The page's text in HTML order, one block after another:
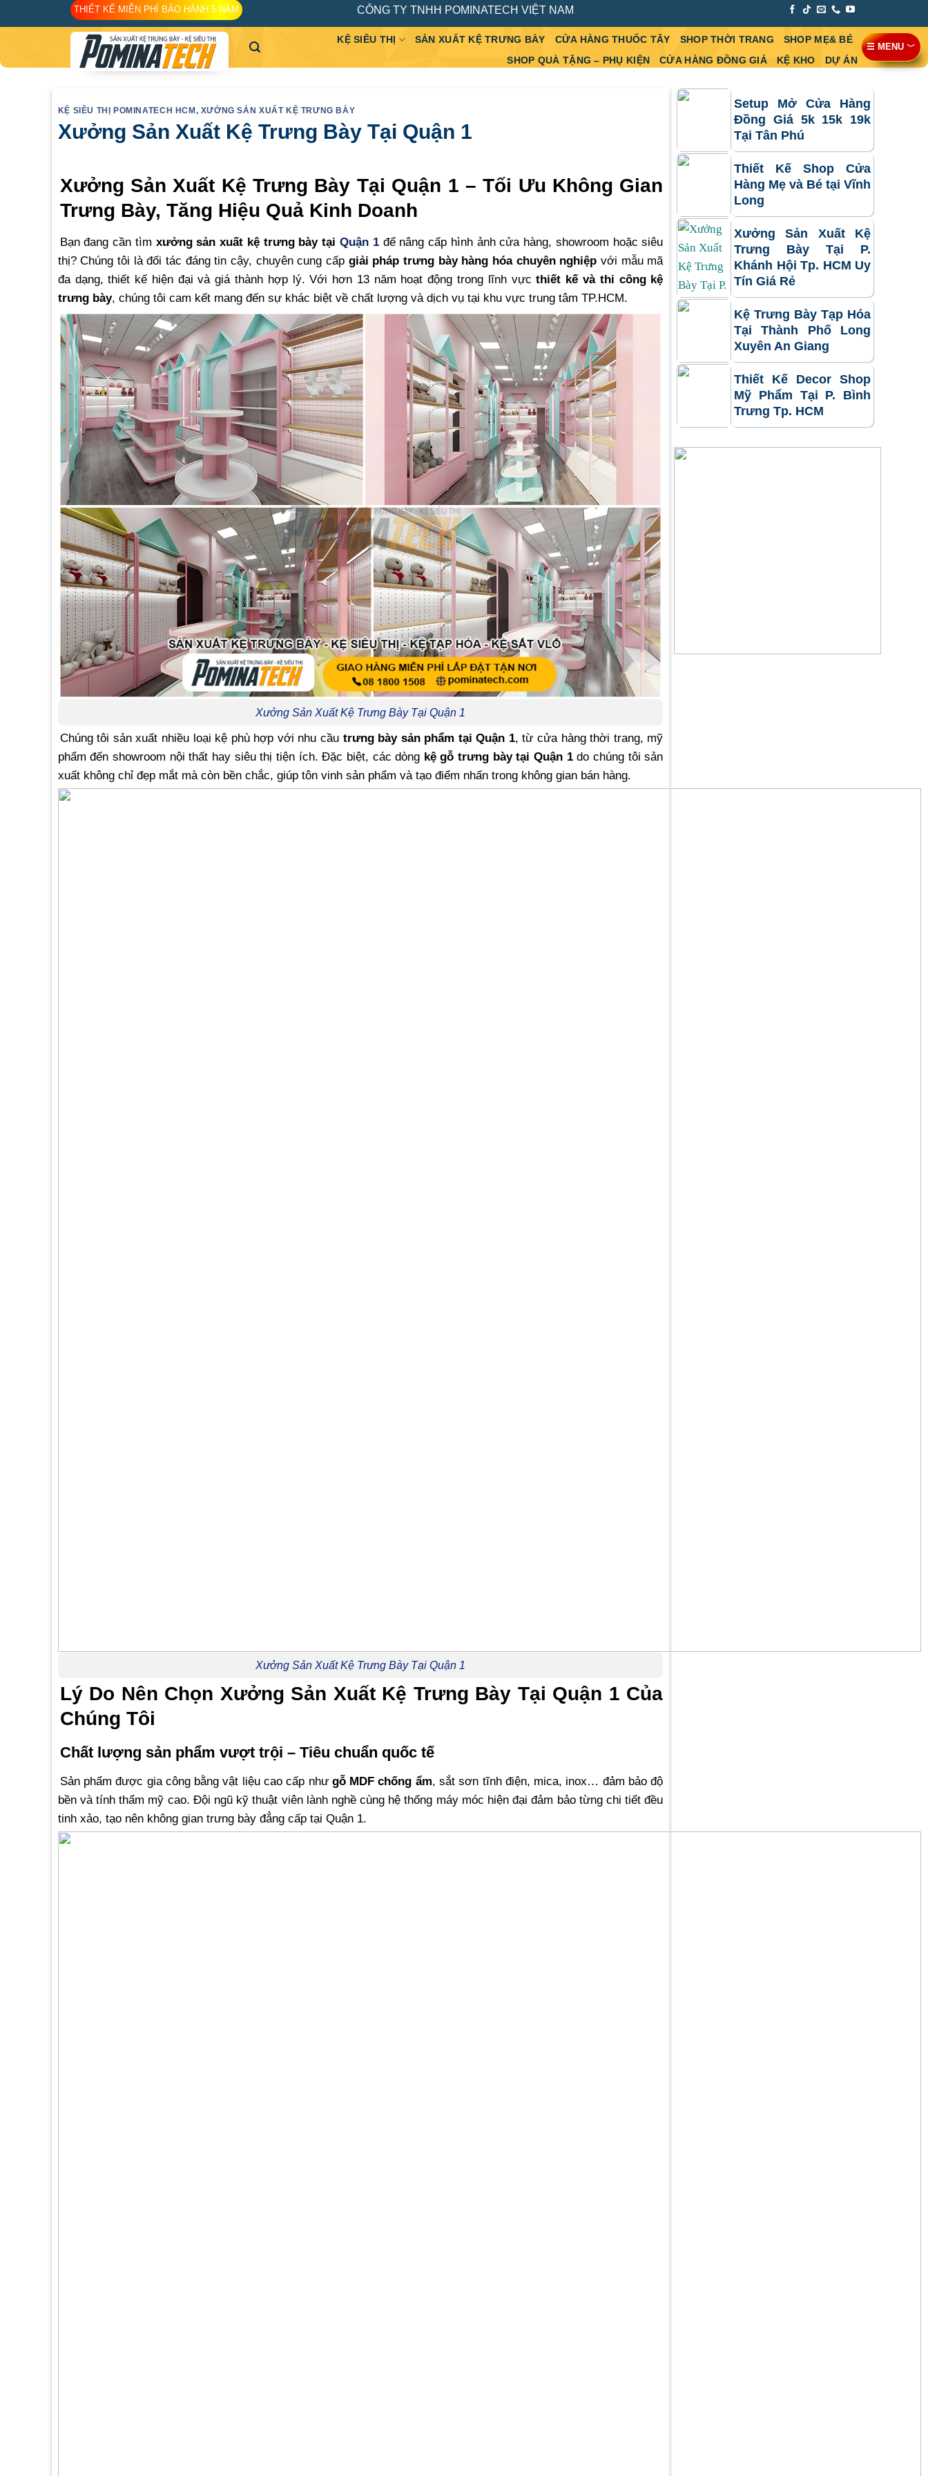
to
THIẾT KẾ MIỄN PHÍ BẢO HÀNH 5 NĂM CÔNG TY TNHH POMINATECH VIỆT NAM
KỆ SIÊU THỊ SẢN XUẤT KỆ TRƯNG BÀY CỬA HÀNG THUỐC TÂY SHOP THỜI TRANG
SHOP MẸ& BÉ
SHOP QUÀ TẶNG – PHỤ KIỆN
CỬA HÀNG ĐỒNG GIÁ KỆ KHO DỰ ÁN
KỆ SIÊU THỊ POMINATECH HCM , XƯỞNG SẢN XUẤT KỆ TRƯNG BÀY
Xưởng Sản Xuất Kệ Trưng Bày Tại Quận 1
Xưởng Sản Xuất Kệ Trưng Bày Tại Quận 1 – Tối Ưu Không Gian
Trưng Bày, Tăng Hiệu Quả Kinh Doanh
Bạn đang cần tìm xưởng sản xuất kệ trưng bày tạiQuận 1để nâng cấp hình ảnh cửa hàng, showroom hoặc siêu
thị? Chúng tôi là đối tác đáng tin cậy, chuyên cung cấp giải pháp trưng bày hàng hóa chuyên nghiệp với mẫu mã
đa dạng, thiết kế hiện đại và giá thành hợp lý. Với hơn 13 năm hoạt động trong lĩnh vựcthiết kế và thi công kệ
trưng bày, chúng tôi cam kết mang đến sự khác biệt về chất lượng và dịch vụ tại khu vực trung tâm TP.HCM.
Xưởng Sản Xuất Kệ Trưng Bày Tại Quận 1
Chúng tôi sản xuất nhiều loại kệ phù hợp với nhu cầu trưng bày sản phẩm tại Quận 1, từ cửa hàng thời trang, mỹ
phẩm đến showroom nội thất hay siêu thị tiện ích. Đặc biệt, các dòng kệ gỗ trưng bày tại Quận 1do chúng tôi sản
xuất không chỉ đẹp mắt mà còn bền chắc, giúp tôn vinh sản phẩm và tạo điểm nhấn trong không gian bán hàng.
Xưởng Sản Xuất Kệ Trưng Bày Tại Quận 1
Lý Do Nên Chọn Xưởng Sản Xuất Kệ Trưng Bày Tại Quận 1 Của
Chúng Tôi
Chất lượng sản phẩm vượt trội – Tiêu chuẩn quốc tế
Sản phẩm được gia công bằng vật liệu cao cấp như gỗ MDF chống ẩm, sắt sơn tĩnh điện, mica, inox… đảm bảo độ
bền và tính thẩm mỹ cao. Đội ngũ kỹ thuật viên lành nghề cùng hệ thống máy móc hiện đại đảm bảo từng chi tiết đều
tinh xảo, tạo nên không gian trưng bày đẳng cấp tại Quận 1.
Setup Mở Cửa Hàng
Đồng Giá 5k 15k 19k
Tại Tân Phú
Thiết Kế Shop Cửa
Hàng Mẹ và Bé tại Vĩnh
Long
Xưởng Sản Xuất Kệ
Trưng Bày Tại P.
Khánh Hội Tp. HCM Uy
Tín Giá Rẻ
Kệ Trưng Bày Tạp Hóa
Tại Thành Phố Long
Xuyên An Giang
Thiết Kế Decor Shop
Mỹ Phẩm Tại P. Bình
Trưng Tp. HCM
☰ MENU ﹀